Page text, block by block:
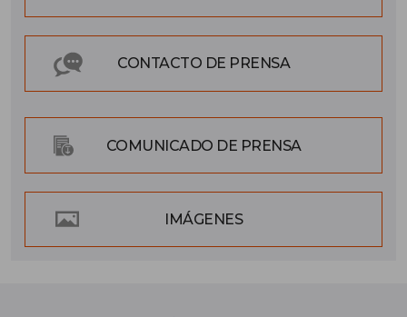
CONTACTO DE PRENSA
COMUNICADO DE PRENSA
IMÁGENES